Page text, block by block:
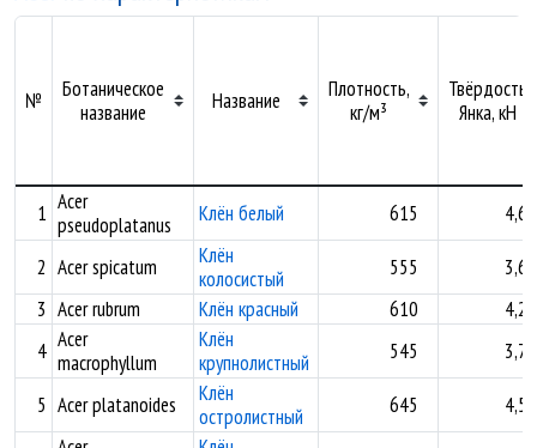
№
Ботаническое
название
Название
Плотность,
кг/м³
Твёрдость
Янка, кН
1 Acer
pseudoplatanus
Клён белый 615 4,68
2 Acer spicatum
Клён
колосистый
555
3,60
3 Acer rubrum Клён красный 610
4,23
4 Acer
macrophyllum
Клён
крупнолистный
545 3,78
5 Acer platanoides
Клён
остролистный
645 4,51